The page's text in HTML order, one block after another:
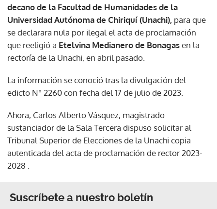
decano de la Facultad de Humanidades de la
Universidad Autónoma de Chiriquí (Unachi), para que
se declarara nula por ilegal el acta de proclamación
que reeligió a Etelvina Medianero de Bonagasen la
rectoría de la Unachi, en abril pasado.
La información se conoció tras la divulgación del
edicto N° 2260 con fecha del 17 de julio de 2023.
Ahora, Carlos Alberto Vásquez, magistrado
sustanciador de la Sala Tercera dispuso solicitar al
Tribunal Superior de Elecciones de la Unachi copia
autenticada del acta de proclamación de rector 2023-
2028 .
Suscríbete a nuestro boletín